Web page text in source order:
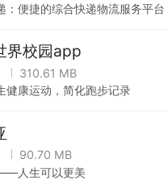
：便捷的综合快递物流服务平台
界校园app
310.61 MB
健康运动，简化跑步记录
90.70 MB
人生可以更美